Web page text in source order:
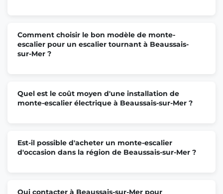
Comment choisir le bon modèle de monte-
escalier pour un escalier tournant à Beaussais-
sur-Mer ?
Quel est le coût moyen d'une installation de
monte-escalier électrique à Beaussais-sur-Mer ?
Est-il possible d'acheter un monte-escalier
d'occasion dans la région de Beaussais-sur-Mer ?
Qui contacter à Beaussais-sur-Mer pour